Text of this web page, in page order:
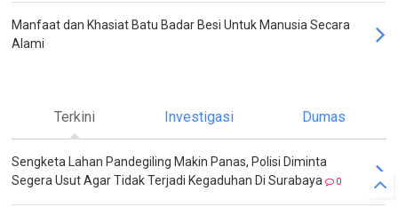
Manfaat dan Khasiat Batu Badar Besi Untuk Manusia Secara
Alami
Terkini Investigasi Dumas
Sengketa Lahan Pandegiling Makin Panas, Polisi Diminta
Segera Usut Agar Tidak Terjadi Kegaduhan Di Surabaya
0